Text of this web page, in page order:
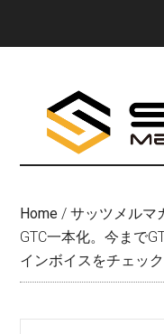
Home / サッツメルマ
GTC一本化。今まで
インボイスをチェッ